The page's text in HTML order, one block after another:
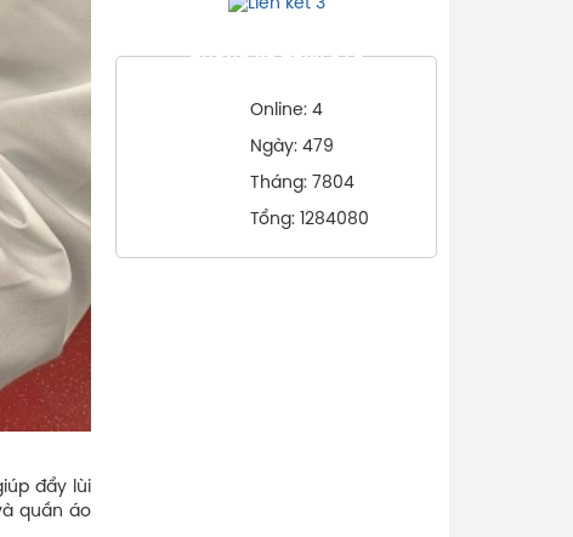
đẩy lùi
quần áo
THỐNG KÊ TRUY CẬP
Online: 4
Ngày: 479
Tháng: 7804
Tổng: 1284080